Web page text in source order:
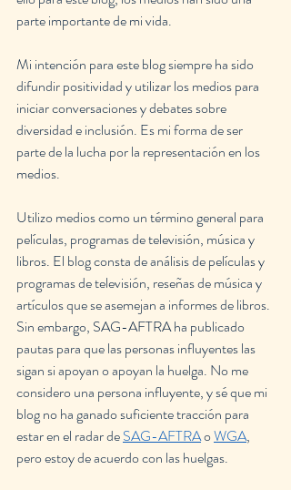
parte importante de mi vida.
Mi intención para este blog siempre ha sido
difundir positividad y utilizar los medios para
iniciar conversaciones y debates sobre
diversidad e inclusión. Es mi forma de ser
parte de la lucha por la representación en los
medios.
Utilizo medios como un término general para
películas, programas de televisión, música y
libros. El blog consta de análisis de películas y
programas de televisión, reseñas de música y
artículos que se asemejan a informes de libros.
Sin embargo, SAG-AFTRA ha publicado
pautas para que las personas influyentes las
sigan si apoyan o apoyan la huelga. No me
considero una persona influyente, y sé que mi
blog no ha ganado suficiente tracción para
estar en el radar de SAG-AFTRA o WGA,
pero estoy de acuerdo con las huelgas.